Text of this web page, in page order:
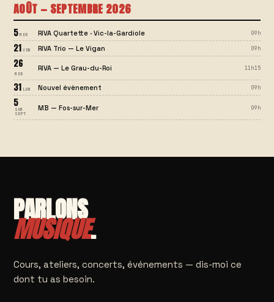
AOÛT — SEPTEMBRE 2026
5 MER RIVA Quartette · Vic-la-Gardiole 09h
21 VEN RIVA Trio — Le Vigan 09h
26
MER
RIVA — Le Grau-du-Roi 11h15
31 LUN Nouvel évènement 09h
5
SAM
SEPT
MB — Fos-sur-Mer 09h
PARLONS
MUSIQUE.
Cours, ateliers, concerts, événements — dis-moi ce
dont tu as besoin.